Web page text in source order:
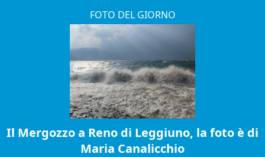
FOTO DEL GIORNO
Il Mergozzo a Reno di Leggiuno, la foto è di
Maria Canalicchio